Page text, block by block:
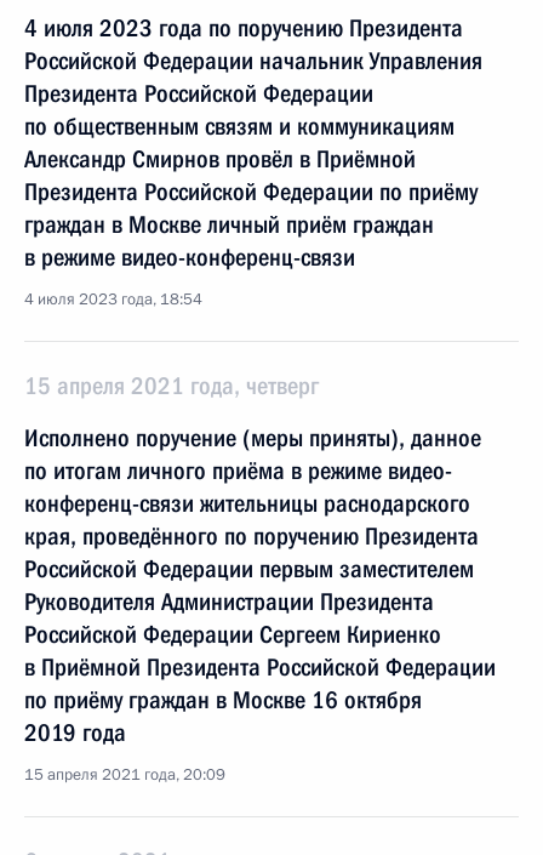
4 июля 2023 года по поручению Президента
Российской Федерации начальник Управления
Президента Российской Федерации
по общественным связям и коммуникациям
Александр Смирнов провёл в Приёмной
Президента Российской Федерации по приёму
граждан в Москве личный приём граждан
в режиме видео-конференц-связи
4 июля 2023 года, 18:54
15 апреля 2021 года, четверг
Исполнено поручение (меры приняты), данное
по итогам личного приёма в режиме видео-
конференц-связи жительницы раснодарского
края, проведённого по поручению Президента
Российской Федерации первым заместителем
Руководителя Администрации Президента
Российской Федерации Сергеем Кириенко
в Приёмной Президента Российской Федерации
по приёму граждан в Москве 16 октября
2019 года
15 апреля 2021 года, 20:09